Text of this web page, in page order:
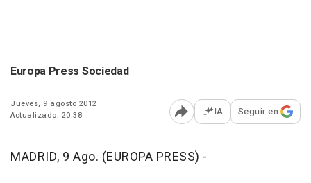
Europa Press Sociedad
Jueves, 9 agosto 2012
Actualizado: 20:38
Abrir opciones para
IA Seguir en
MADRID, 9 Ago. (EUROPA PRESS) -